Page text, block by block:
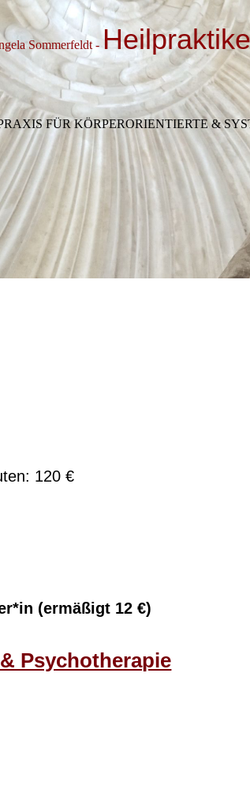
Sommerfeldt -
FÜR KÖRPERORIENTIERTE &
120 €
(ermäßigt 12 €)
Psychotherapie